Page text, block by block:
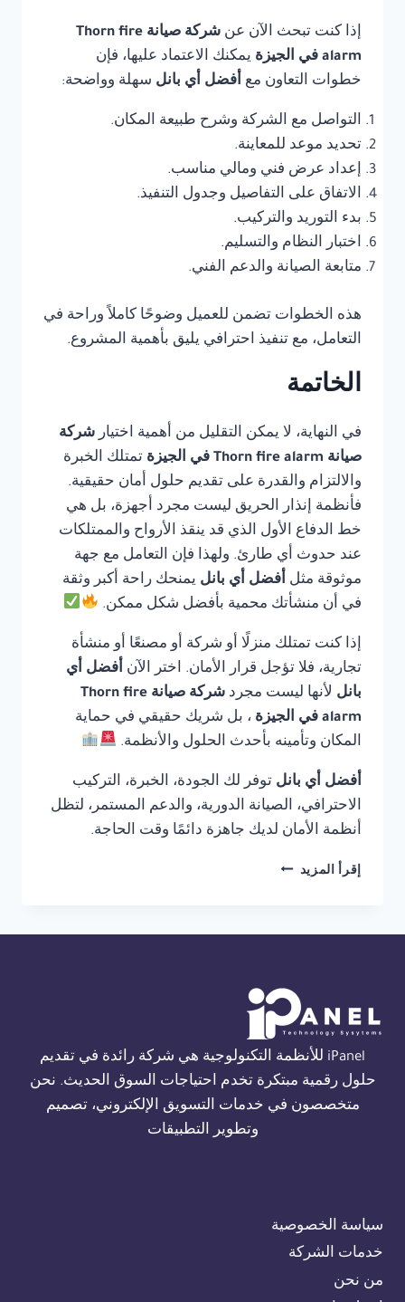
إذا كنت تبحث الآن عن
شركة صيانة Thorn fire
alarm في الجيزة
يمكنك الاعتماد عليها، فإن
خطوات التعاون مع أفضل أي بانل سهلة وواضحة:
التواصل مع الشركة وشرح طبيعة المكان.
تحديد موعد للمعاينة.
إعداد عرض فني ومالي مناسب.
الاتفاق على التفاصيل وجدول التنفيذ.
بدء التوريد والتركيب.
اختبار النظام والتسليم.
متابعة الصيانة والدعم الفني.
هذه الخطوات تضمن للعميل وضوحًا كاملاً وراحة في
التعامل، مع تنفيذ احترافي يليق بأهمية المشروع.
الخاتمة
في النهاية، لا يمكن التقليل من أهمية اختيار شركة
صيانة Thorn fire alarm في الجيزة
تمتلك الخبرة
والالتزام والقدرة على تقديم حلول أمان حقيقية.
فأنظمة إنذار الحريق ليست مجرد أجهزة، بل هي
خط الدفاع الأول الذي قد ينقذ الأرواح والممتلكات
عند حدوث أي طارئ. ولهذا فإن التعامل مع جهة
موثوقة مثل أفضل أي بانل يمنحك راحة أكبر وثقة
في أن منشأتك محمية بأفضل شكل ممكن.
إذا كنت تمتلك منزلًا أو شركة أو مصنعًا أو منشأة
تجارية، فلا تؤجل قرار الأمان. اختر الآن أفضل أي
بانل لأنها ليست مجرد
شركة صيانة Thorn fire
alarm في الجيزة
، بل شريك حقيقي في حماية
المكان وتأمينه بأحدث الحلول والأنظمة.
أفضل أي بانل توفر لك الجودة، الخبرة، التركيب
الاحترافي، الصيانة الدورية، والدعم المستمر، لتظل
أنظمة الأمان لديك جاهزة دائمًا وقت الحاجة.
إقرأ المزيد شركة
01554305486
iPanel للأنظمة التكنولوجية هي شركة رائدة في تقديم
حلول رقمية مبتكرة تخدم احتياجات السوق الحديث. نحن
متخصصون في خدمات التسويق الإلكتروني، تصميم
وتطوير التطبيقات
سياسة الخصوصية
خدمات الشركة
من نحن